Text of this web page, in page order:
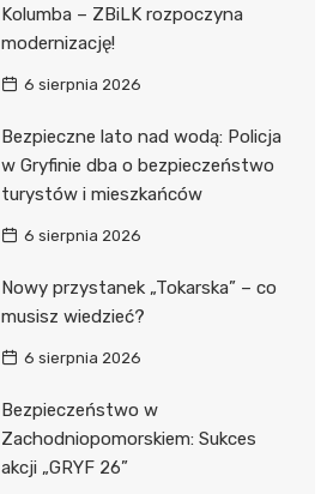
Kolumba – ZBiLK rozpoczyna
modernizację!
6 sierpnia 2026
Bezpieczne lato nad wodą: Policja
w Gryfinie dba o bezpieczeństwo
turystów i mieszkańców
6 sierpnia 2026
Nowy przystanek „Tokarska” – co
musisz wiedzieć?
6 sierpnia 2026
Bezpieczeństwo w
Zachodniopomorskiem: Sukces
akcji „GRYF 26”